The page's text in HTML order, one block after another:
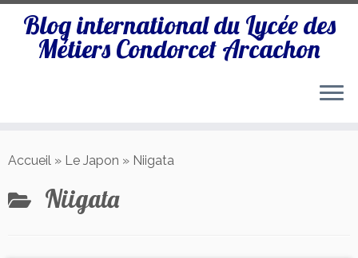
au
Blog international du Lycée des
Métiers Condorcet Arcachon
Accueil » Le Japon » Niigata
Niigata